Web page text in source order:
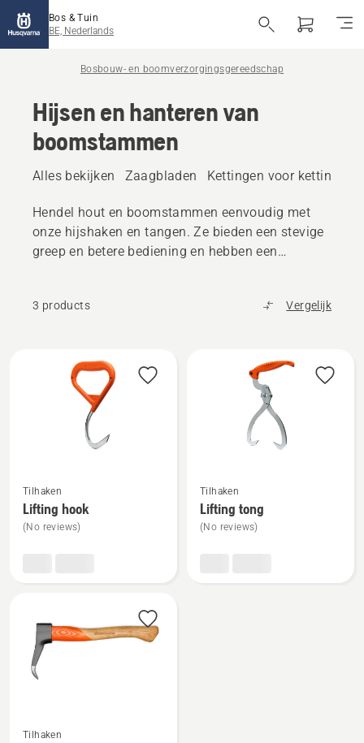
Bos & Tuin
BE, Nederlands
Bosbouw- en boomverzorgingsgereedschap
Hijsen en hanteren van
boomstammen
Alles bekijken Zaagbladen Kettingen voor
Hendel hout en boomstammen eenvoudig met
onze hijshaken en tangen. Ze bieden een stevige
greep en betere bediening en hebben een
3 products Vergelijk
producten
meer
details
over
Tilhaken
Lifting hook
(No reviews)
meer
details
over
Tilhaken
Lifting tong
(No reviews)
meer
Tilhaken